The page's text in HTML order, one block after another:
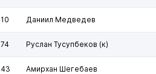
10 Даниил Медведев
74 Руслан Тусупбеков (к)
43 Амирхан Шегебаев